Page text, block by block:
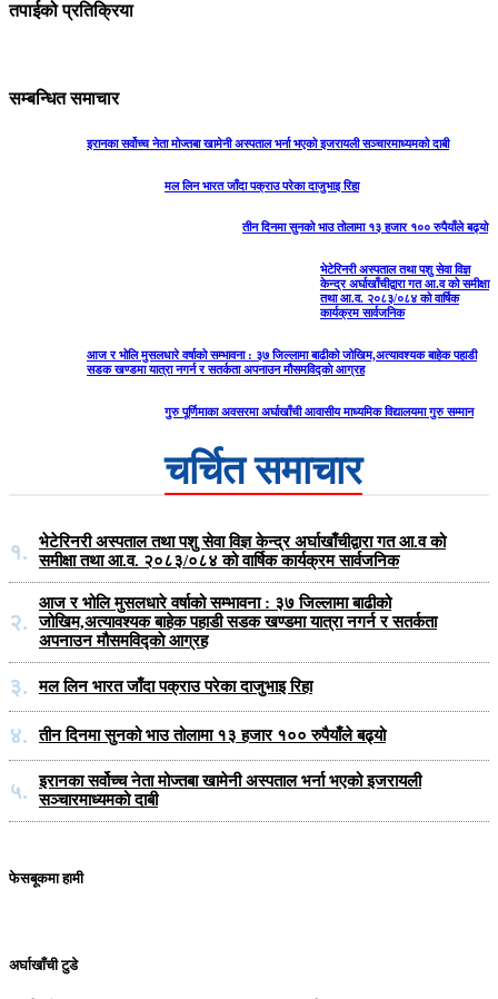
तपाईको प्रतिक्रिया
सम्बन्धित समाचार
इरानका सर्वोच्च नेता मोज्तबा खामेनी अस्पताल भर्ना भएको इजरायली सञ्चारमाध्यमको दाबी
मल लिन भारत जाँदा पक्राउ परेका दाजुभाइ रिहा
तीन दिनमा सुनको भाउ तोलामा १३ हजार १०० रुपैयाँले बढ्यो
भेटेरिनरी अस्पताल तथा पशु सेवा विज्ञ
केन्द्र अर्घाखाँचीद्वारा गत आ.व को समीक्षा
तथा आ.व. २०८३/०८४ को वार्षिक
कार्यक्रम सार्वजनिक
आज र भोलि मुसलधारे वर्षाको सम्भावना : ३७ जिल्लामा बाढीको जोखिम,अत्यावश्यक बाहेक पहाडी
सडक खण्डमा यात्रा नगर्न र सतर्कता अपनाउन मौसमविद्काे आग्रह
गुरु पूर्णिमाका अवसरमा अर्घाखाँची आवासीय माध्यमिक विद्यालयमा गुरु सम्मान
चर्चित समाचार
१.
भेटेरिनरी अस्पताल तथा पशु सेवा विज्ञ केन्द्र अर्घाखाँचीद्वारा गत आ.व को
समीक्षा तथा आ.व. २०८३/०८४ को वार्षिक कार्यक्रम सार्वजनिक
२.
आज र भोलि मुसलधारे वर्षाको सम्भावना : ३७ जिल्लामा बाढीको
जोखिम,अत्यावश्यक बाहेक पहाडी सडक खण्डमा यात्रा नगर्न र सतर्कता
अपनाउन मौसमविद्काे आग्रह
३. मल लिन भारत जाँदा पक्राउ परेका दाजुभाइ रिहा
४. तीन दिनमा सुनको भाउ तोलामा १३ हजार १०० रुपैयाँले बढ्यो
५.
इरानका सर्वोच्च नेता मोज्तबा खामेनी अस्पताल भर्ना भएको इजरायली
सञ्चारमाध्यमको दाबी
फेसबूकमा हामी
अर्घाखाँची टुडे